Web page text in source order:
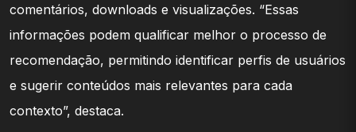
comentários, downloads e visualizações. “Essas
informações podem qualificar melhor o processo de
recomendação, permitindo identificar perfis de usuários
e sugerir conteúdos mais relevantes para cada
contexto”, destaca.